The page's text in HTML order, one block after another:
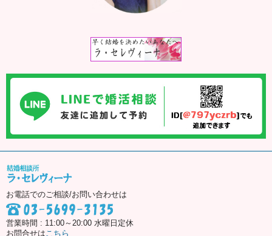
お電話でのご相談/お問い合わせは
営業時間 : 11:00～20:00 水曜日定休
お問合せはこちら